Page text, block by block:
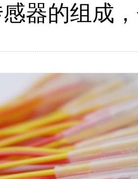
器的组成